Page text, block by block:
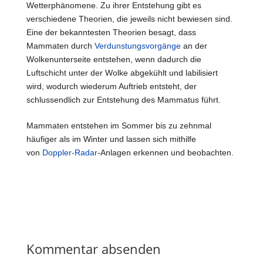
Wetterphänomene. Zu ihrer Entstehung gibt es
verschiedene Theorien, die jeweils nicht bewiesen sind.
Eine der bekanntesten Theorien besagt, dass
Mammaten durch Verdunstungsvorgänge an der
Wolkenunterseite entstehen, wenn dadurch die
Luftschicht unter der Wolke abgekühlt und labilisiert
wird, wodurch wiederum Auftrieb entsteht, der
schlussendlich zur Entstehung des Mammatus führt.
Mammaten entstehen im Sommer bis zu zehnmal
häufiger als im Winter und lassen sich mithilfe
von Doppler-Radar-Anlagen erkennen und beobachten.
Kommentar absenden